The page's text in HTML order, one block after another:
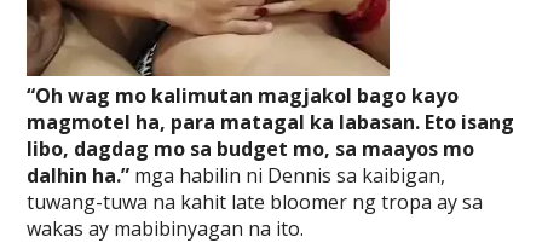
“Oh wag mo kalimutan magjakol bago kayo
magmotel ha, para matagal ka labasan. Eto isang
libo, dagdag mo sa budget mo, sa maayos mo
dalhin ha.” mga habilin ni Dennis sa kaibigan,
tuwang-tuwa na kahit late bloomer ng tropa ay sa
wakas ay mabibinyagan na ito.